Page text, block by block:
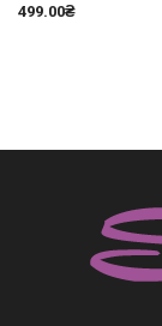
499.00₴